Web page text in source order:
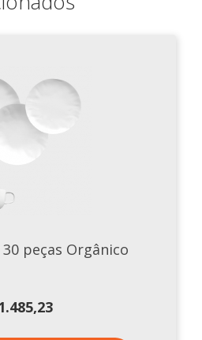
peças Orgânico